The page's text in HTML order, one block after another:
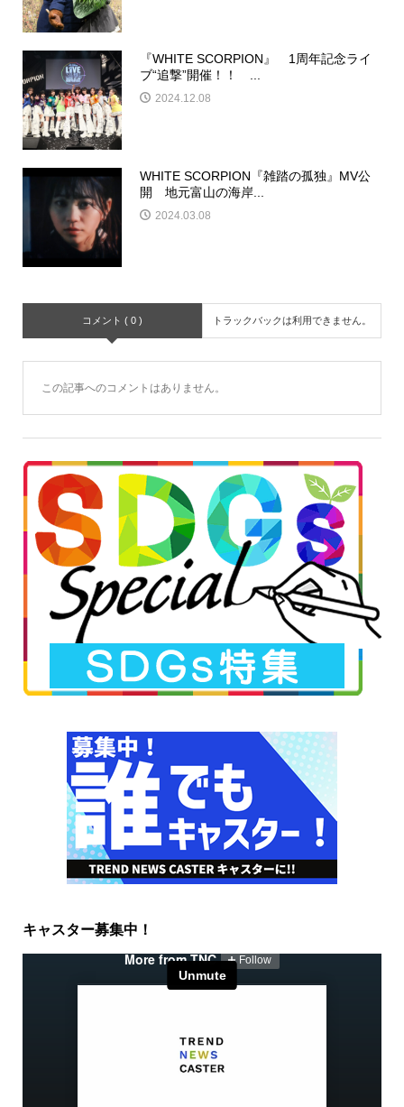
『WHITE SCORPION』 1周年記念ライ
ブ“追撃”開催！！ ...
2024.12.08
WHITE SCORPION『雑踏の孤独』MV公
開 地元富山の海岸...
2024.03.08
コメント ( 0 ) トラックバックは利用できません。
この記事へのコメントはありません。
キャスター募集中！